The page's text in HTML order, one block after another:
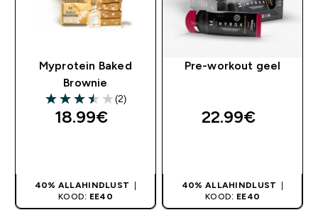
Myprotein Baked
Brownie
3.5 out of 5 stars
(2)
18.99€‎
40% ALLAHINDLUST
KOOD: EE40
Pre-workout geel
22.99€‎
40% ALLAHINDLUST
KOOD: EE40